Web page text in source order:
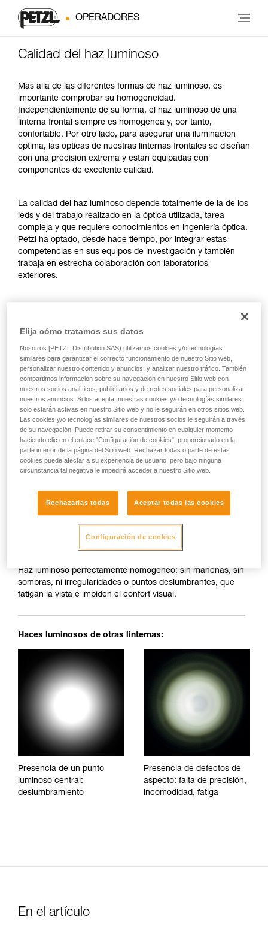
OPERADORES
Calidad del haz luminoso
Más allá de las diferentes formas de haz luminoso, es
importante comprobar su homogeneidad.
Independientemente de su forma, el haz luminoso de una
linterna frontal siempre es homogénea y, por tanto,
confortable. Por otro lado, para asegurar una iluminación
óptima, las ópticas de nuestras linternas frontales se diseñan
con una precisión extrema y están equipadas con
componentes de excelente calidad.
La calidad del haz luminoso depende totalmente de la de los
leds y del trabajo realizado en la óptica utilizada, tarea
compleja y que requiere conocimientos en ingeniería óptica.
Petzl ha optado, desde hace tiempo, por integrar estas
competencias en sus equipos de investigación y también
trabaja en estrecha colaboración con laboratorios
exteriores.
Haz luminoso perfectamente homogéneo: sin manchas, sin
sombras, ni irregularidades o puntos deslumbrantes, que
fatigan la vista e impiden el confort visual.
Haces luminosos de otras linternas:
Presencia de un punto
luminoso central:
deslumbramiento
Presencia de defectos de
aspecto: falta de precisión,
incomodidad, fatiga
En el artículo
Elija cómo tratamos sus datos
Nosotros [PETZL Distribution SAS) utilizamos cookies y/o tecnologías
similares para garantizar el correcto funcionamiento de nuestro Sitio web,
personalizar nuestro contenido y anuncios, y analizar nuestro tráfico. También
compartimos información sobre su navegación en nuestro Sitio web con
nuestros socios analíticos, publicitarios y de redes sociales para personalizar
nuestros anuncios. Si los acepta, nuestras cookies y/o tecnologías similares
solo estarán activas en nuestro Sitio web y no le seguirán en otros sitios web.
Las cookies y/o tecnologías similares de nuestros socios le seguirán a través
de su navegación. Puede retirar su consentimiento en cualquier momento
haciendo clic en el enlace "Configuración de cookies", proporcionado en la
parte inferior de la página del Sitio web. Rechazar todas o parte de estas
cookies puede afectar a su experiencia de usuario, pero bajo ninguna
circunstancia tal negativa le impedirá acceder a nuestro Sitio web.
Rechazarlas todas Aceptar todas las cookies
Configuración de cookies